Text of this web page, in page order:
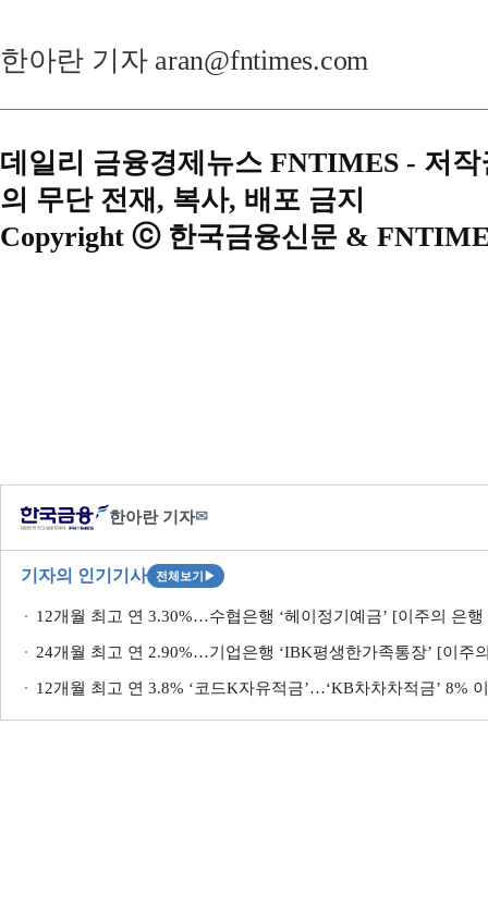
한아란 기자 aran@fntimes.com
데일리 금융경제뉴스 FNTIMES - 저
의 무단 전재, 복사, 배포 금지
Copyright ⓒ 한국금융신문 &
한아란 기자✉
기자의 인기기사 전체보기 ▶
12개월 최고 연 3.30%…수협은행 ‘헤이정기예금’ [이주의 은
24개월 최고 연 2.90%…기업은행 ‘IBK평생한가족통장’ [이주
12개월 최고 연 3.8% ‘코드K자유적금’…‘KB차차차적금’ 8%